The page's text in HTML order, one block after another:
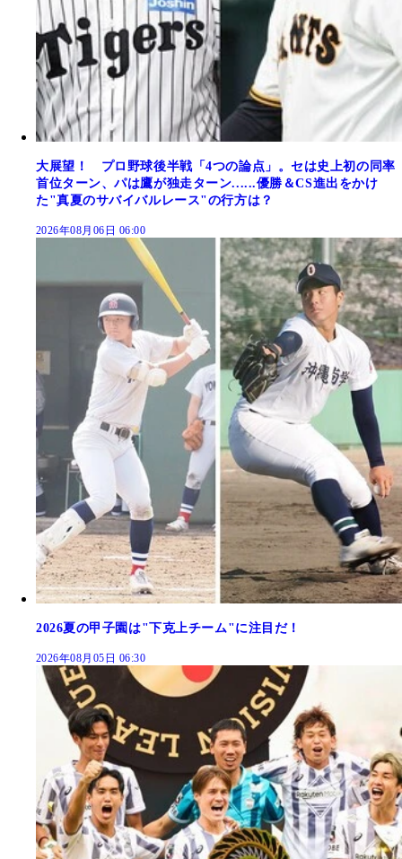
大展望！ プロ野球後半戦「4つの論点」。セは史上初の同率
首位ターン、パは鷹が独走ターン......優勝＆CS進出をかけ
た"真夏のサバイバルレース"の行方は？
2026年08月06日 06:00
2026夏の甲子園は"下克上チーム"に注目だ！
2026年08月05日 06:30